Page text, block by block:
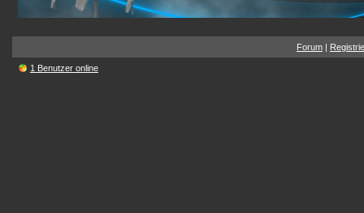
Forum |
1 Benutzer online